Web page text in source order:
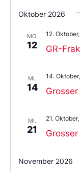
Oktober 2026
MO.
12 GR-
12.
MI.
14 Grosser
14.
MI.
21
21.
November 2026